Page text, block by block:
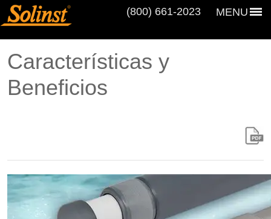
MENU
(800) 661‑2023
Características y
Beneficios